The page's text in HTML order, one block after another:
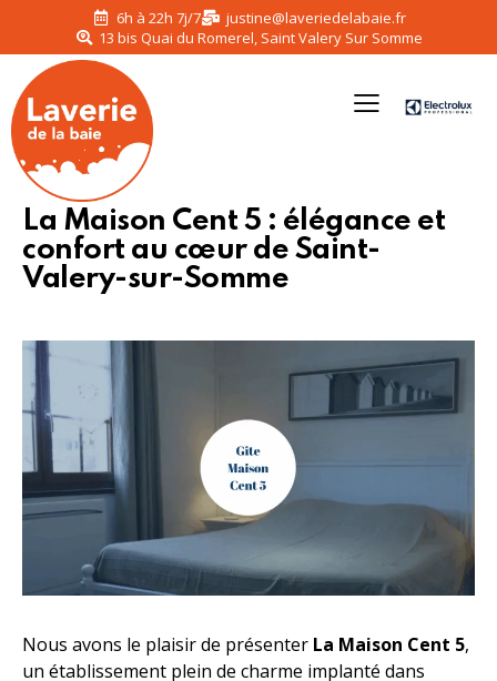
6h à 22h 7j/7
justine@laveriedelabaie.fr
13 bis Quai du Romerel, Saint Valery Sur Somme
La Maison Cent 5 : élégance et
confort au cœur de Saint-
Valery-sur-Somme
Nous avons le plaisir de présenter La Maison Cent 5,
un établissement plein de charme implanté dans